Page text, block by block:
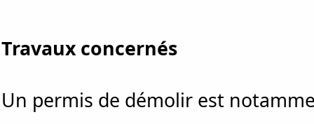
Travaux concernés
Un permis de démolir est